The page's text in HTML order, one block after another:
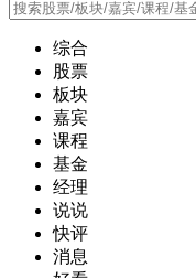
综合
股票
板块
嘉宾
课程
基金
经理
说说
快评
消息